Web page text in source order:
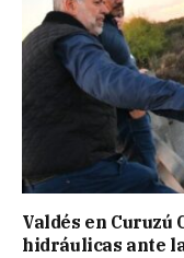
Valdés en
hidráulicas ante